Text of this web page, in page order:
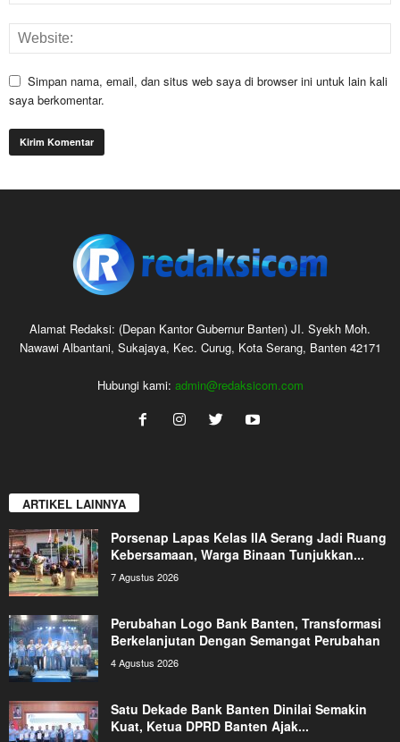
Simpan nama, email, dan situs web saya di browser ini untuk lain kali
saya berkomentar.
Alamat Redaksi: (Depan Kantor Gubernur Banten) JI. Syekh Moh.
Nawawi Albantani, Sukajaya, Kec. Curug, Kota Serang, Banten 42171
Hubungi kami: admin@redaksicom.com
ARTIKEL LAINNYA
Porsenap Lapas Kelas IIA Serang Jadi Ruang
Kebersamaan, Warga Binaan Tunjukkan...
7 Agustus 2026
Perubahan Logo Bank Banten, Transformasi
Berkelanjutan Dengan Semangat Perubahan
4 Agustus 2026
Satu Dekade Bank Banten Dinilai Semakin
Kuat, Ketua DPRD Banten Ajak...